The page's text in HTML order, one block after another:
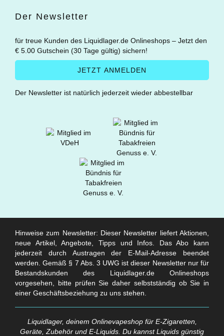
Der Newsletter
für treue Kunden des Liquidlager.de Onlineshops – Jetzt den
€ 5.00 Gutschein (30 Tage gültig) sichern!
Der Newsletter ist natürlich jederzeit wieder abbestellbar
Hinweise zum Newsletter: Dieser Newsletter liefert Aktionen,
neue Artikel, Angebote, Tipps und Infos. Das Abo kann
jederzeit durch Austragen der E-Mail-Adresse beendet
werden. Gemäß § 7 Abs. 3 UWG ist dieser Newsletter nur für
Bestandskunden des Liquidlager.de Onlineshops
vorgesehen, bitte prüfen Sie daher selbstständig ob Sie in
einer Geschäftsbeziehung zu uns stehen.
Liquidlager, deinem Onlinevapeshop für E-Zigaretten,
Geräte, Zubehör und E-Liquids. Du kannst Liquids günstig